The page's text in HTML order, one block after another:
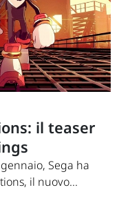
il teaser
Sega ha
il nuovo...